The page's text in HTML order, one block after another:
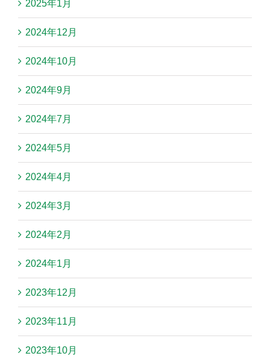
2025年1月
2024年12月
2024年10月
2024年9月
2024年7月
2024年5月
2024年4月
2024年3月
2024年2月
2024年1月
2023年12月
2023年11月
2023年10月